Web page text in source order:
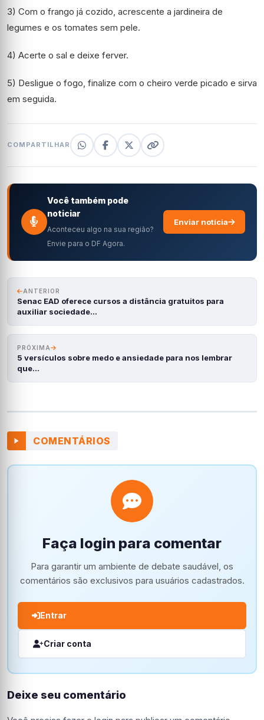
3) Com o frango já cozido, acrescente a jardineira de
legumes e os tomates sem pele.
4) Acerte o sal e deixe ferver.
5) Desligue o fogo, finalize com o cheiro verde picado e sirva
em seguida.
COMPARTILHAR
Você também pode
noticiar
Aconteceu algo na sua região?
Envie para o DF Agora.
Enviar notícia
ANTERIOR
Senac EAD oferece cursos a distância gratuitos para
auxiliar sociedade…
PRÓXIMA
5 versículos sobre medo e ansiedade para nos lembrar
que…
COMENTÁRIOS
Faça login para comentar
Para garantir um ambiente de debate saudável, os
comentários são exclusivos para usuários cadastrados.
Entrar
Criar conta
Deixe seu comentário